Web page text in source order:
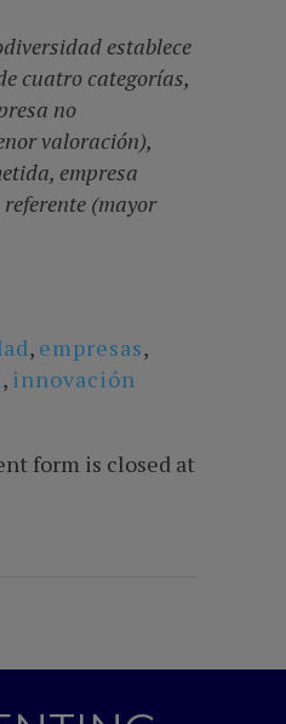
establece
cuatro categorías,
no
valoración),
empresa
(mayor
, empresas,
, innovación
form is closed at